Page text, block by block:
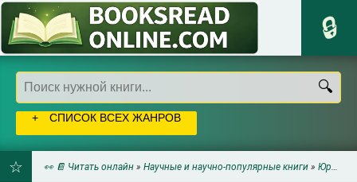
СПИСОК ВСЕХ ЖАНРОВ
👀 📔 Читать онлайн » Научные и научно-популярные книги » Юриспруденция